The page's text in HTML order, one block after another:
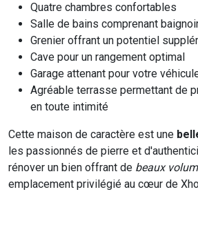
Quatre chambres confortables
Salle de bains comprenant
Grenier offrant un potentiel
Cave pour un rangement optimal
Garage attenant pour votre
Agréable terrasse permettant de
en toute intimité
Cette maison de caractère est une
les passionnés de pierre et
rénover un bien offrant de beaux
emplacement privilégié au cœur de